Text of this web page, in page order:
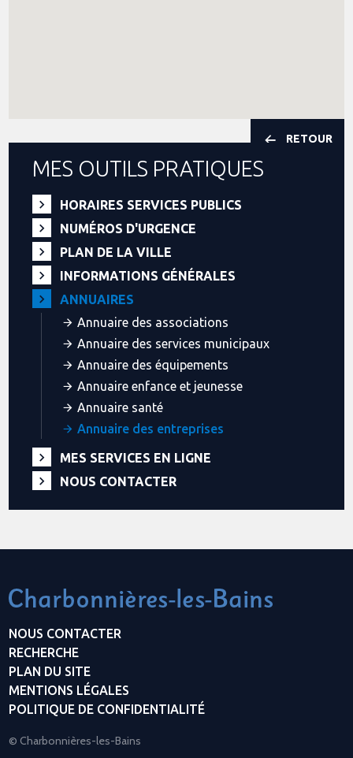
RETOUR
MES OUTILS PRATIQUES
HORAIRES SERVICES PUBLICS
NUMÉROS D'URGENCE
PLAN DE LA VILLE
INFORMATIONS GÉNÉRALES
ANNUAIRES
Annuaire des associations
Annuaire des services municipaux
Annuaire des équipements
Annuaire enfance et jeunesse
Annuaire santé
Annuaire des entreprises
MES SERVICES EN LIGNE
NOUS CONTACTER
NOUS CONTACTER
RECHERCHE
PLAN DU SITE
MENTIONS LÉGALES
POLITIQUE DE CONFIDENTIALITÉ
© Charbonnières-les-Bains